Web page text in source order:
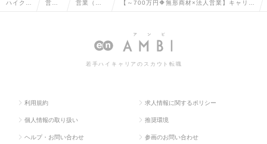
ハイクラ 営業 営業（法 【～700万円🔶無形商材×法人営業】キャリア
の求人情報
若手ハイキャリアのスカウト転職
利用規約 求人情報に関するポリシー
個人情報の取り扱い 推奨環境
ヘルプ・お問い合わせ 参画のお問い合わせ